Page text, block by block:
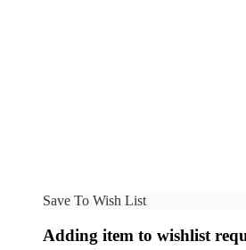
Save To Wish List
Adding item to wishlist